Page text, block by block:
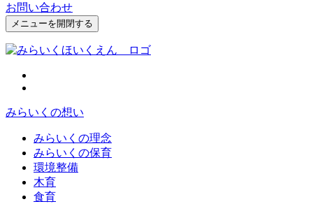
お問い合わせ
メニューを開閉する
みらいくの想い
みらいくの理念
みらいくの保育
環境整備
木育
食育